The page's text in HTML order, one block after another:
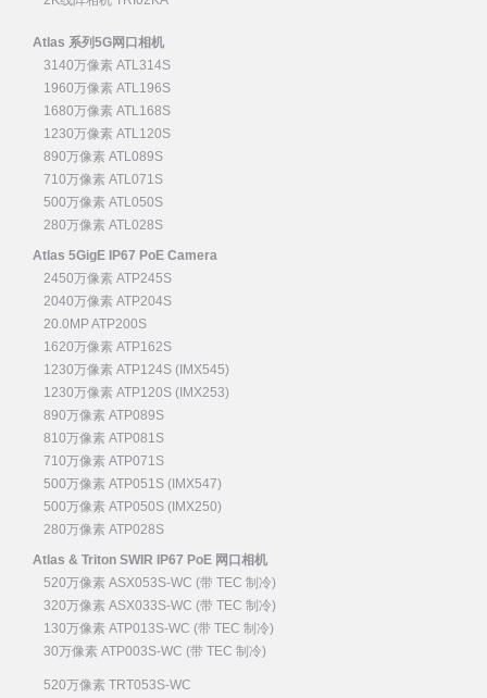
Atlas 系列5G网口相机
3140万像素 ATL314S
1960万像素 ATL196S
1680万像素 ATL168S
1230万像素 ATL120S
890万像素 ATL089S
710万像素 ATL071S
500万像素 ATL050S
280万像素 ATL028S
Atlas 5GigE IP67 PoE Camera
2450万像素 ATP245S
2040万像素 ATP204S
20.0MP ATP200S
1620万像素 ATP162S
1230万像素 ATP124S (IMX545)
1230万像素 ATP120S (IMX253)
890万像素 ATP089S
810万像素 ATP081S
710万像素 ATP071S
500万像素 ATP051S (IMX547)
500万像素 ATP050S (IMX250)
280万像素 ATP028S
Atlas & Triton SWIR IP67 PoE 网口相机
520万像素 ASX053S-WC (带 TEC 制冷)
320万像素 ASX033S-WC (带 TEC 制冷)
130万像素 ATP013S-WC (带 TEC 制冷)
30万像素 ATP003S-WC (带 TEC 制冷)
520万像素 TRT053S-WC